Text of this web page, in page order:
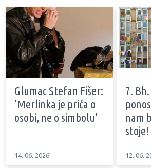
Glumac Stefan Fišer:
‘Merlinka je priča o
osobi, ne o simbolu’
14. 06. 2026
7.
nam
stoje!
12. 06.